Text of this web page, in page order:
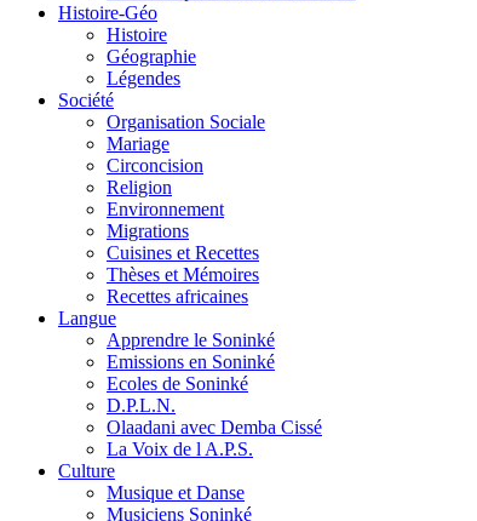
Histoire-Géo
Histoire
Géographie
Légendes
Société
Organisation Sociale
Mariage
Circoncision
Religion
Environnement
Migrations
Cuisines et Recettes
Thèses et Mémoires
Recettes africaines
Langue
Apprendre le Soninké
Emissions en Soninké
Ecoles de Soninké
D.P.L.N.
Olaadani avec Demba Cissé
La Voix de l A.P.S.
Culture
Musique et Danse
Musiciens Soninké